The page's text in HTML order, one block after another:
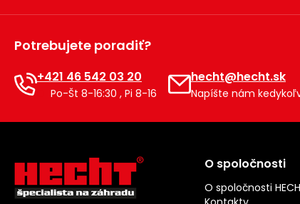
Potrebujete poradiť?
+421 46 542 03 20
Po-Št 8-16:30 , Pi 8-16
hecht@hecht.sk
Napíšte nám
O spoločnosti
O spoločnosti